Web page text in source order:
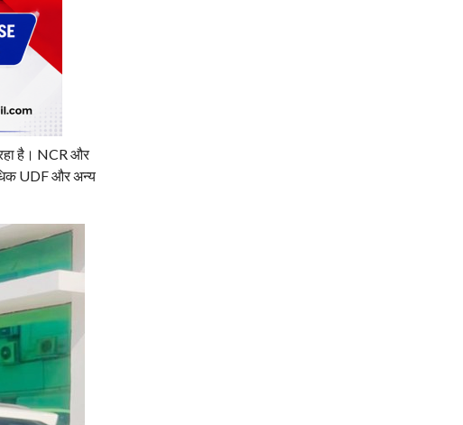
रहा है। NCR और
UDF और अन्य